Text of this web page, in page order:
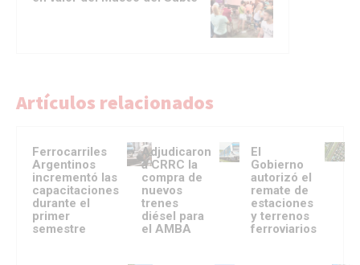
Artículos relacionados
Ferrocarriles
Argentinos
incrementó las
capacitaciones
durante el
primer
semestre
Adjudicaron
a CRRC la
compra de
nuevos
trenes
diésel para
el AMBA
El
Gobierno
autorizó el
remate de
estaciones
y terrenos
ferroviarios